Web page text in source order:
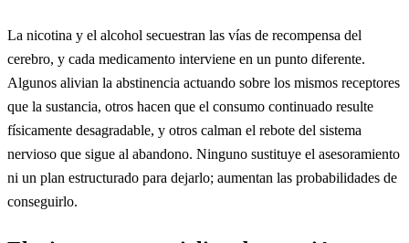
La nicotina y el alcohol secuestran las vías de recompensa del
cerebro, y cada medicamento interviene en un punto diferente.
Algunos alivian la abstinencia actuando sobre los mismos receptores
que la sustancia, otros hacen que el consumo continuado resulte
físicamente desagradable, y otros calman el rebote del sistema
nervioso que sigue al abandono. Ninguno sustituye el asesoramiento
ni un plan estructurado para dejarlo; aumentan las probabilidades de
conseguirlo.